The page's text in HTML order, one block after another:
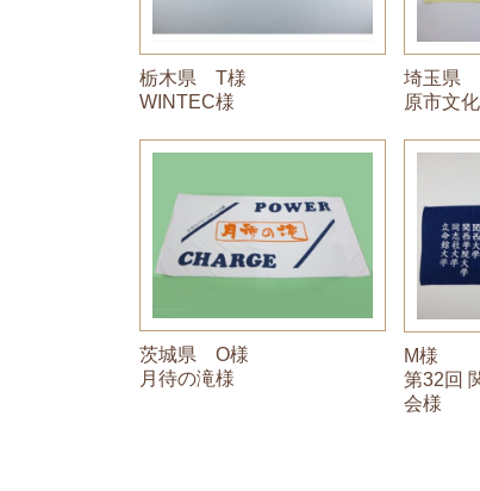
栃木県 T様
WINTEC様
埼玉県
原市文
茨城県 O様
月待の滝様
M様
第32回
会様